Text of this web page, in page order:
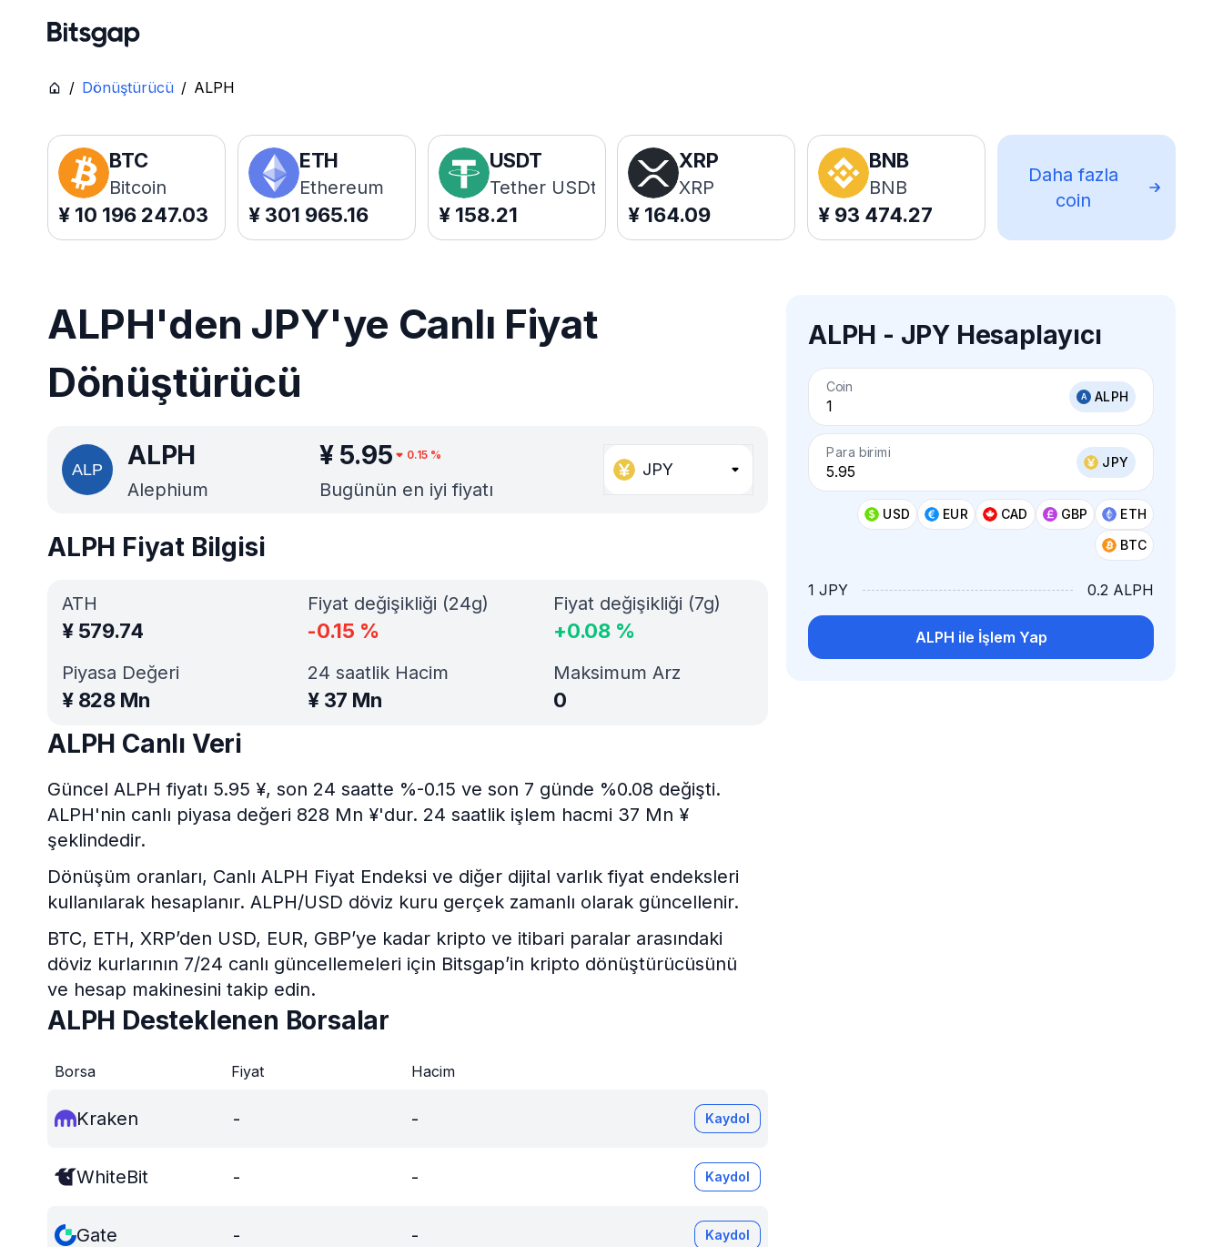
/ Dönüştürücü / ALPH
BTC
Bitcoin
¥ 10 196 247.03
ETH
Ethereum
¥ 301 965.16
USDT
Tether USDt
¥ 158.21
XRP
XRP
¥ 164.09
BNB
BNB
¥ 93 474.27
Daha fazla
coin
ALPH'den JPY'ye Canlı Fiyat
Dönüştürücü
ALPH
Alephium
¥ 5.95 0.15 %
Bugünün en iyi fiyatı
JPY
ALPH - JPY Hesaplayıcı
Coin
ALPH
Para birimi
JPY
USD EUR CAD GBP
ETH
BTC
1 JPY 0.2 ALPH
ALPH ile İşlem Yap
ALPH Fiyat Bilgisi
ATH
¥ 579.74
Piyasa Değeri
¥ 828 Mn
Fiyat değişikliği (24g)
-0.15 %
Fiyat değişikliği (7g)
+0.08 %
24 saatlik Hacim
¥ 37 Mn
Maksimum Arz
0
ALPH Canlı Veri
Güncel ALPH fiyatı 5.95 ¥, son 24 saatte %-0.15 ve son 7 günde %0.08 değişti.
ALPH'nin canlı piyasa değeri 828 Mn ¥'dur. 24 saatlik işlem hacmi 37 Mn ¥
şeklindedir.
Dönüşüm oranları, Canlı ALPH Fiyat Endeksi ve diğer dijital varlık fiyat endeksleri
kullanılarak hesaplanır. ALPH/USD döviz kuru gerçek zamanlı olarak güncellenir.
BTC, ETH, XRP’den USD, EUR, GBP’ye kadar kripto ve itibari paralar arasındaki
döviz kurlarının 7/24 canlı güncellemeleri için Bitsgap’in kripto dönüştürücüsünü
ve hesap makinesini takip edin.
ALPH Desteklenen Borsalar
Borsa Fiyat Hacim
Kraken - - Kaydol
WhiteBit - - Kaydol
Gate - - Kaydol